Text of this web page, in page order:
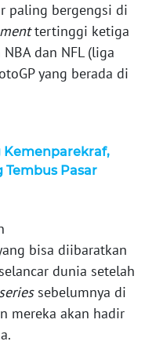
paling bergengsi di
tertinggi ketiga
dan NFL (liga
yang berada di
Kemenparekraf,
Tembus Pasar
bisa diibaratkan
dunia setelah
series sebelumnya di
mereka akan hadir